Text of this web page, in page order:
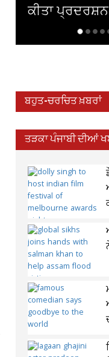
ਅਦਾਕਾਰ ਦਾ
ਬਹੁਤ-ਚਰਚਿਤ ਖ਼ਬਰਾਂ
ਤੜਕਾ ਪੰਜਾਬੀ ਦੀਆਂ